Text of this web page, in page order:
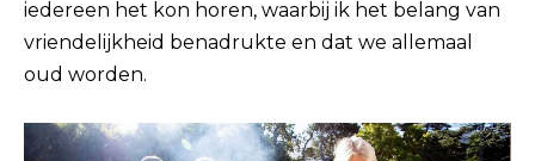
iedereen het kon horen, waarbij ik het belang van
vriendelijkheid benadrukte en dat we allemaal
oud worden.